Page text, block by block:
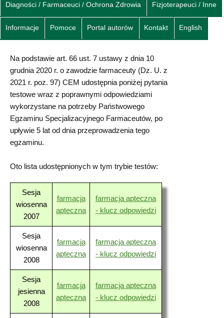
Diagności / Farmaceuci / Ochrona Zdrowia Fizjoterapeuci / Inne
Informacje Pomoce Portal autorów Kontakt English
Na podstawie art. 66 ust. 7 ustawy z dnia 10
grudnia 2020 r. o zawodzie farmaceuty (Dz. U. z
2021 r. poz. 97) CEM udostępnia poniżej pytania
testowe wraz z poprawnymi odpowiedziami
wykorzystane na potrzeby Państwowego
Egzaminu Specjalizacyjnego Farmaceutów, po
upływie 5 lat od dnia przeprowadzenia tego
egzaminu.
Oto lista udostępnionych w tym trybie testów:
Sesja
wiosenna
2007
farmacja
apteczna
farmacja apteczna
- klucz odpowiedzi
Sesja
wiosenna
2008
farmacja
apteczna
farmacja apteczna
- klucz odpowiedzi
Sesja
jesienna
2008
farmacja
apteczna
farmacja apteczna
- klucz odpowiedzi